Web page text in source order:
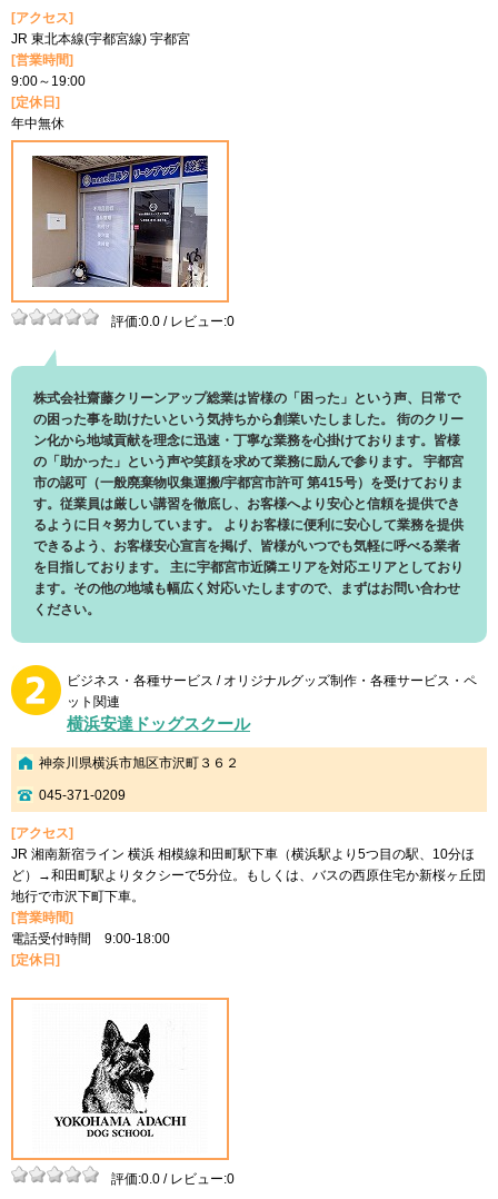
[アクセス]
JR 東北本線(宇都宮線) 宇都宮
[営業時間]
9:00～19:00
[定休日]
年中無休
評価:0.0 / レビュー:0
株式会社齋藤クリーンアップ総業は皆様の「困った」という声、日常で
の困った事を助けたいという気持ちから創業いたしました。 街のクリー
ン化から地域貢献を理念に迅速・丁寧な業務を心掛けております。皆様
の「助かった」という声や笑顔を求めて業務に励んで参ります。 宇都宮
市の認可（一般廃棄物収集運搬/宇都宮市許可 第415号）を受けておりま
す。従業員は厳しい講習を徹底し、お客様へより安心と信頼を提供でき
るように日々努力しています。 よりお客様に便利に安心して業務を提供
できるよう、お客様安心宣言を掲げ、皆様がいつでも気軽に呼べる業者
を目指しております。 主に宇都宮市近隣エリアを対応エリアとしており
ます。その他の地域も幅広く対応いたしますので、まずはお問い合わせ
ください。
ビジネス・各種サービス / オリジナルグッズ制作・各種サービス・ペ
ット関連
横浜安達ドッグスクール
神奈川県横浜市旭区市沢町３６２
045-371-0209
[アクセス]
JR 湘南新宿ライン 横浜 相模線和田町駅下車（横浜駅より5つ目の駅、10分ほ
ど）→和田町駅よりタクシーで5分位。もしくは、バスの西原住宅か新桜ヶ丘団
地行で市沢下町下車。
[営業時間]
電話受付時間 9:00-18:00
[定休日]
評価:0.0 / レビュー:0